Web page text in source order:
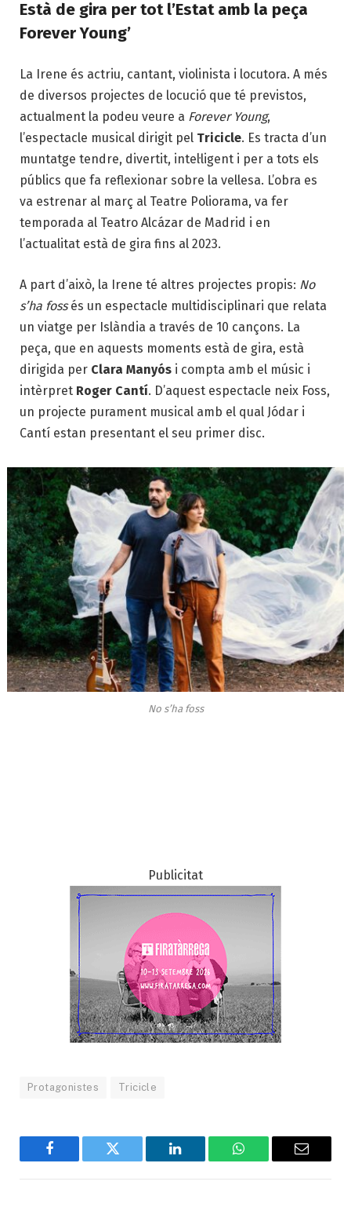
Està de gira per tot l’Estat amb la peça
Forever Young’
La Irene és actriu, cantant, violinista i locutora. A més
de diversos projectes de locució que té previstos,
actualment la podeu veure a Forever Young,
l’espectacle musical dirigit pel Tricicle. Es tracta d’un
muntatge tendre, divertit, intel·ligent i per a tots els
públics que fa reflexionar sobre la vellesa. L’obra es
va estrenar al març al Teatre Poliorama, va fer
temporada al Teatro Alcázar de Madrid i en
l’actualitat està de gira fins al 2023.
A part d’això, la Irene té altres projectes propis: No
s’ha fossés un espectacle multidisciplinari que relata
un viatge per Islàndia a través de 10 cançons. La
peça, que en aquests moments està de gira, està
dirigida per Clara Manyós i compta amb el músic i
intèrpret Roger Cantí. D’aquest espectacle neix Foss,
un projecte purament musical amb el qual Jódar i
Cantí estan presentant el seu primer disc.
No s’ha foss
Publicitat
Protagonistes Tricicle
Facebook Twitter LinkedIn WhatsAppEmail